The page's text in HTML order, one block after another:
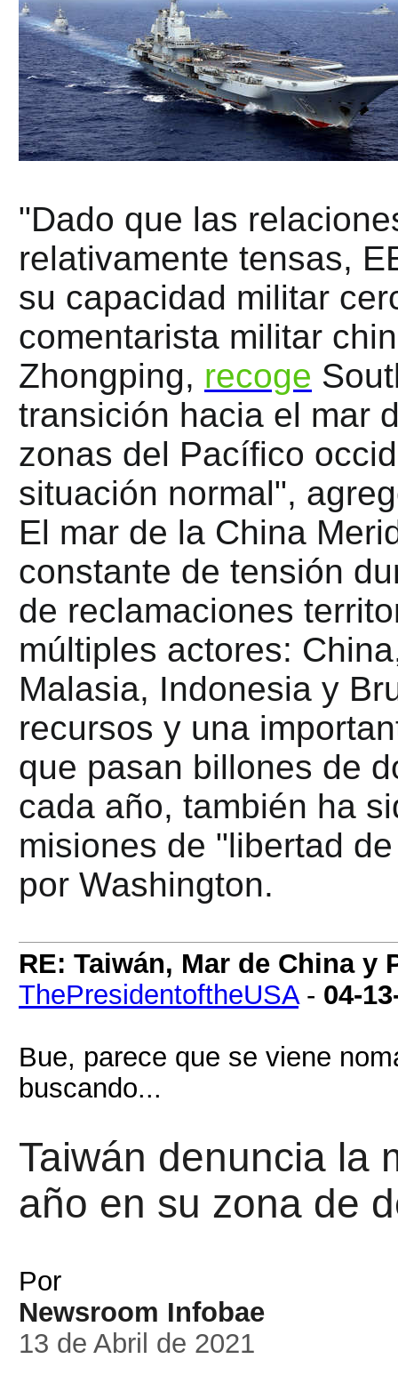
"Dado que las
relativamente tensas,
su capacidad militar
comentarista militar
Zhongping, recoge
transición hacia el mar
zonas del Pacífico
situación normal",
El mar de la China
constante de tensión
de reclamaciones
múltiples actores:
Malasia, Indonesia y
recursos y una
que pasan billones de
cada año, también ha
misiones de "libertad
por Washington.
RE: Taiwán, Mar de China
ThePresidentoftheUSA- 04-
Bue, parece que se viene
buscando...
Taiwán denuncia la
año en su zona de
Por
Newsroom Infobae
13 de Abril de 2021